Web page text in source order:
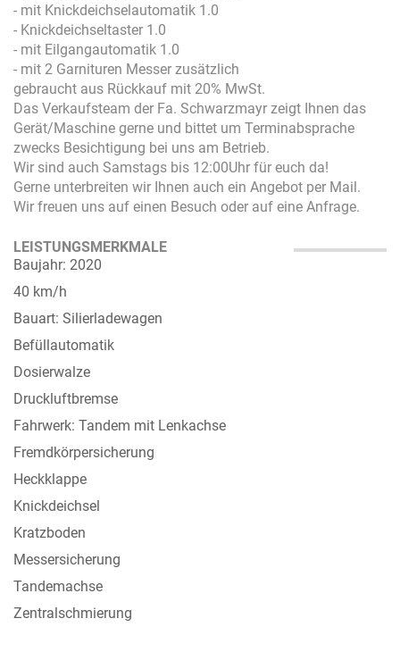
- mit Knickdeichselautomatik 1.0
- Knickdeichseltaster 1.0
- mit Eilgangautomatik 1.0
- mit 2 Garnituren Messer zusätzlich
gebraucht aus Rückkauf mit 20% MwSt.
Das Verkaufsteam der Fa. Schwarzmayr zeigt Ihnen das
Gerät/Maschine gerne und bittet um Terminabsprache
zwecks Besichtigung bei uns am Betrieb.
Wir sind auch Samstags bis 12:00Uhr für euch da!
Gerne unterbreiten wir Ihnen auch ein Angebot per Mail.
Wir freuen uns auf einen Besuch oder auf eine Anfrage.
LEISTUNGSMERKMALE
Baujahr: 2020
40 km/h
Bauart: Silierladewagen
Befüllautomatik
Dosierwalze
Druckluftbremse
Fahrwerk: Tandem mit Lenkachse
Fremdkörpersicherung
Heckklappe
Knickdeichsel
Kratzboden
Messersicherung
Tandemachse
Zentralschmierung